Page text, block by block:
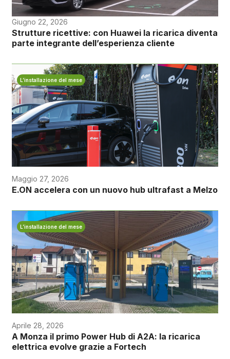
Giugno 22, 2026
Strutture ricettive: con Huawei la ricarica diventa
parte integrante dell’esperienza cliente
L’installazione del mese
Maggio 27, 2026
E.ON accelera con un nuovo hub ultrafast a Melzo
L’installazione del mese
Aprile 28, 2026
A Monza il primo Power Hub di A2A: la ricarica
elettrica evolve grazie a Fortech